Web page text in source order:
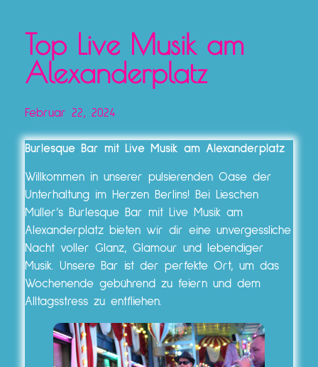
Top Live Musik am
Alexanderplatz
Februar 22, 2024
Burlesque Bar mit Live Musik am Alexanderplatz
Willkommen in unserer pulsierenden Oase der
Unterhaltung im Herzen Berlins! Bei Lieschen
Müller’s Burlesque Bar mit Live Musik am
Alexanderplatz bieten wir dir eine unvergessliche
Nacht voller Glanz, Glamour und lebendiger
Musik. Unsere Bar ist der perfekte Ort, um das
Wochenende gebührend zu feiern und dem
Alltagsstress zu entfliehen.